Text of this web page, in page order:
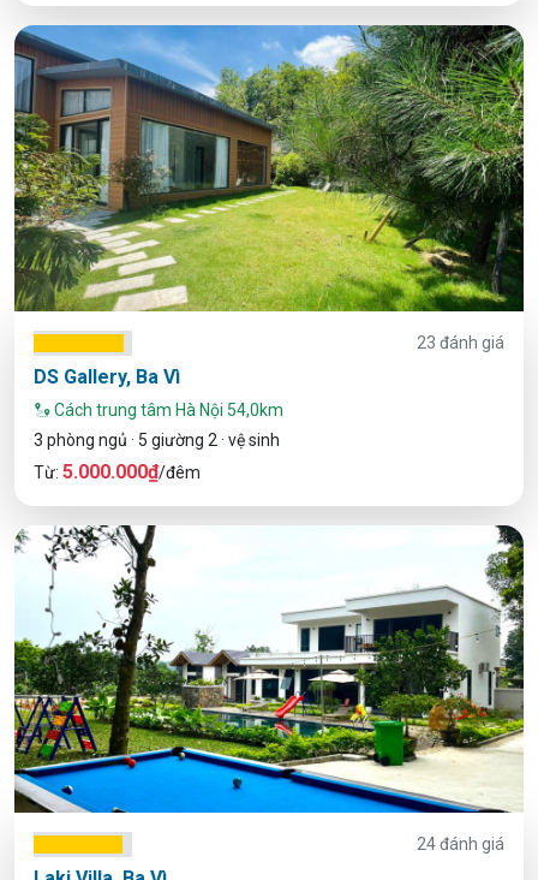
23 đánh giá
DS Gallery, Ba Vì
Cách trung tâm Hà Nội 54,0km
3 phòng ngủ · 5 giường 2 · vệ sinh
Từ: 5.000.000₫/đêm
24 đánh giá